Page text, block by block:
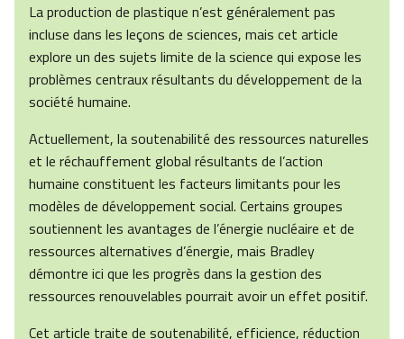
La production de plastique n’est généralement pas
incluse dans les leçons de sciences, mais cet article
explore un des sujets limite de la science qui expose les
problèmes centraux résultants du développement de la
société humaine.
Actuellement, la soutenabilité des ressources naturelles
et le réchauffement global résultants de l’action
humaine constituent les facteurs limitants pour les
modèles de développement social. Certains groupes
soutiennent les avantages de l’énergie nucléaire et de
ressources alternatives d’énergie, mais Bradley
démontre ici que les progrès dans la gestion des
ressources renouvelables pourrait avoir un effet positif.
Cet article traite de soutenabilité, efficience, réduction